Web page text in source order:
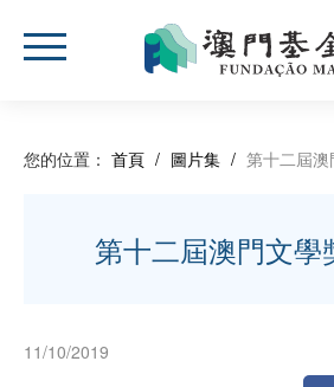
您的位置： 首頁 / 圖片集 / 第十二屆
第十二屆澳門文學
11/10/2019